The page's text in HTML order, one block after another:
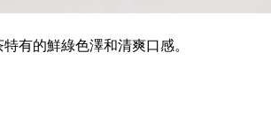
有的鮮綠色澤和清爽口感。